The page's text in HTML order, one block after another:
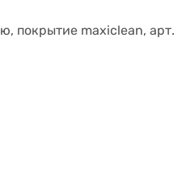
покрытие maxiclean, арт.